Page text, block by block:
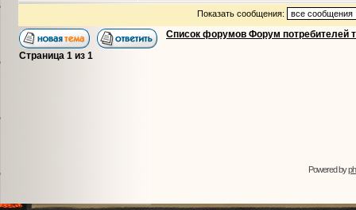
Показать сообщения:
Список форумов Форум потребителей
Страница 1 из 1
Powered by